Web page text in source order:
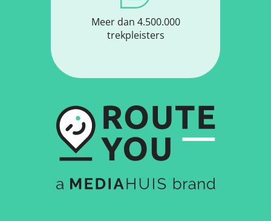
Meer dan 4.500.000
trekpleisters